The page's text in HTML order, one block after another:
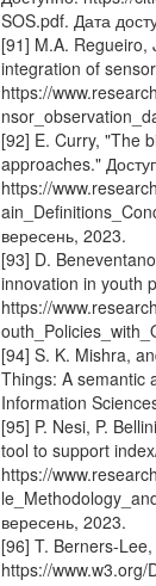
SOS.pdf. Дата
[91] M.A. Regueiro,
integration of
https://
[92] E. Curry, "The
approaches."
https://
вересень, 2023.
[93] D.
innovation in youth
https://
[94] S. K. Mishra,
Things: A semantic
Information
[95] P. Nesi, P.
tool to support
https://
вересень, 2023.
[96] T. Berners-
https://www.w3.org/